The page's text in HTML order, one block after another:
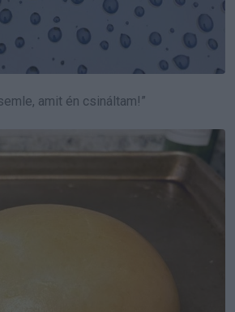
amit én csináltam!”